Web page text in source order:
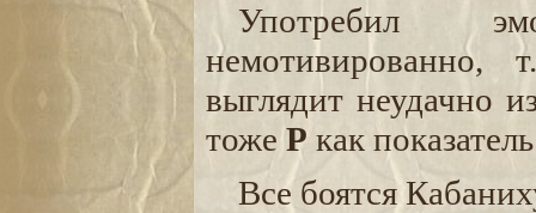
Употребил
немотивированно,
выглядит неудачно
тоже Р как
Все боятся